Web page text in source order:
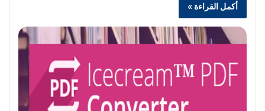
أكمل القراءة »